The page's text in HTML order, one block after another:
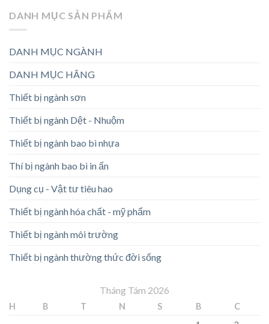
DANH MỤC SẢN PHẨM
DANH MỤC NGÀNH
DANH MỤC HÃNG
Thiết bị ngành sơn
Thiết bị ngành Dệt - Nhuộm
Thiết bị ngành bao bì nhựa
Thí bị ngành bao bì in ấn
Dụng cụ - Vật tư tiêu hao
Thiết bị ngành hóa chất - mỹ phẩm
Thiết bị ngành môi trường
Thiết bị ngành thường thức đời sống
Tháng Tám 2026
H B T N S B
C